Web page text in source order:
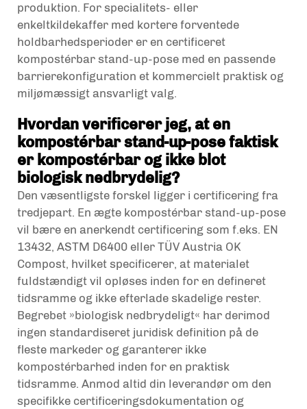
produktion. For specialitets- eller
enkeltkildekaffer med kortere forventede
holdbarhedsperioder er en certificeret
kompostérbar stand-up-pose med en passende
barrierekonfiguration et kommercielt praktisk og
miljømæssigt ansvarligt valg.
Hvordan verificerer jeg, at en
kompostérbar stand-up-pose faktisk
er kompostérbar og ikke blot
biologisk nedbrydelig?
Den væsentligste forskel ligger i certificering fra
tredjepart. En ægte kompostérbar stand-up-pose
vil bære en anerkendt certificering som f.eks. EN
13432, ASTM D6400 eller TÜV Austria OK
Compost, hvilket specificerer, at materialet
fuldstændigt vil opløses inden for en defineret
tidsramme og ikke efterlade skadelige rester.
Begrebet »biologisk nedbrydeligt« har derimod
ingen standardiseret juridisk definition på de
fleste markeder og garanterer ikke
kompostérbarhed inden for en praktisk
tidsramme. Anmod altid din leverandør om den
specifikke certificeringsdokumentation og